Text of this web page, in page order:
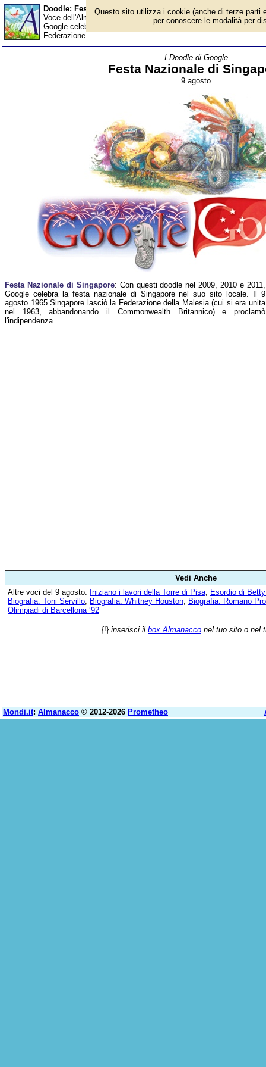
Doodle: Festa Nazionale di Singapore - Almanacco
Voce dell'Almanacco del 9 agosto, per la rubrica 'I Doodle di
Google celebra la festa nazionale di Singapore nel suo sito
Federazione...
I Doodle di Google
Festa Nazionale di
9 agosto
Festa Nazionale di Singapore: Con questi doodle nel 2009, 2010 e 2011,
Google celebra la festa nazionale di Singapore nel suo sito locale. Il 9
agosto 1965 Singapore lasciò la Federazione della Malesia (cui si era unita
nel 1963, abbandonando il Commonwealth Britannico) e proclamò
l'indipendenza.
Vedi Anche
Altre voci del 9 agosto: Iniziano i lavori della Torre di Pisa; Esordio di
Biografia: Toni Servillo; Biografia: Whitney Houston; Biografia: Romano
Olimpiadi di Barcellona ‘92
{!} inserisci il box Almanacco nel tuo sito o nel
Mondi.it: Almanacco © 2012-2026 Prometheo
Questo sito utilizza i cookie (anche di terze parti
per conoscere le modalità per